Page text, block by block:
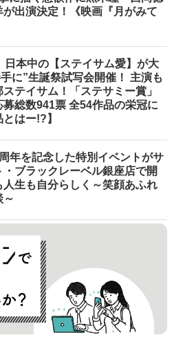
が出演決定！《映画『月がみて
日本中の【ステイサム愛】が大
に”生誕祭試写会開催！ 主演も
テイサム！「ステサミー賞」
募総数941票 全54作品の栄冠に
はー!?】
年を記念した特別イベントがサ
・ブラックレーベル銀座店で開
生も自分らしく～笑顔あふれ
～